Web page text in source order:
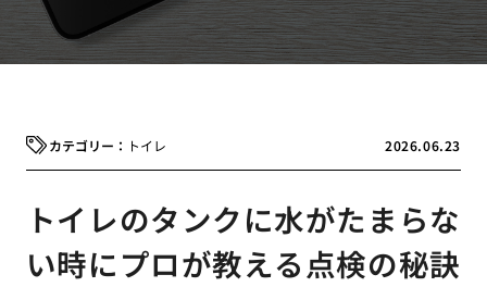
2026.06.23
トイレ
トイレのタンクに水がたまらな
い時にプロが教える点検の秘訣